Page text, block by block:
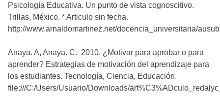
Psicología Educativa. Un punto de vista cognoscitivo.
Trillas, México. * Articulo sin fecha.
http://www.arnaldomartinez.net/docencia_universitaria/
Anaya. A, Anaya. C. 2010. ¿Motivar para aprobar o para
aprender? Estrategias de motivación del aprendizaje para
los estudiantes. Tecnología, Ciencia, Educación.
file:///C:/Users/Usuario/Downloads/